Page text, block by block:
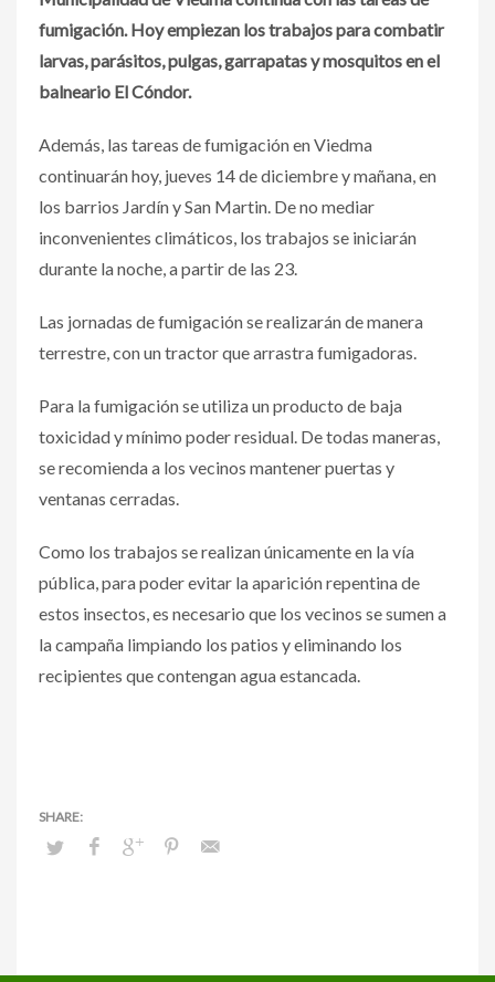
fumigación. Hoy empiezan los trabajos para combatir
larvas, parásitos, pulgas, garrapatas y mosquitos en el
balneario El Cóndor.
Además, las tareas de fumigación en Viedma
continuarán hoy, jueves 14 de diciembre y mañana, en
los barrios Jardín y San Martin. De no mediar
inconvenientes climáticos, los trabajos se iniciarán
durante la noche, a partir de las 23.
Las jornadas de fumigación se realizarán de manera
terrestre, con un tractor que arrastra fumigadoras.
Para la fumigación se utiliza un producto de baja
toxicidad y mínimo poder residual. De todas maneras,
se recomienda a los vecinos mantener puertas y
ventanas cerradas.
Como los trabajos se realizan únicamente en la vía
pública, para poder evitar la aparición repentina de
estos insectos, es necesario que los vecinos se sumen a
la campaña limpiando los patios y eliminando los
recipientes que contengan agua estancada.